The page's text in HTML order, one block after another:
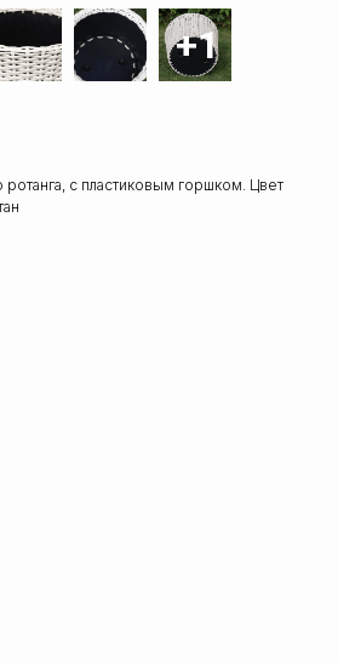
ротанга, с пластиковым горшком. Цвет